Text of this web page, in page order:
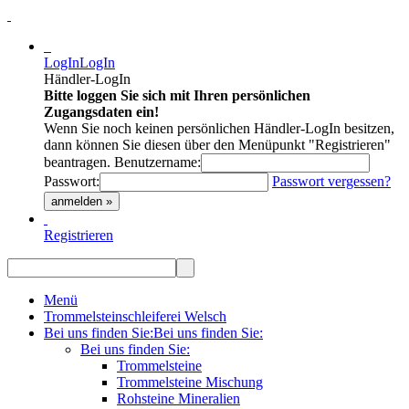
LogInLogIn
Händler-LogIn
Bitte loggen Sie sich mit Ihren persönlichen
Zugangsdaten ein!
Wenn Sie noch keinen persönlichen Händler-LogIn besitzen,
dann können Sie diesen über den Menüpunkt "Registrieren"
beantragen. Benutzername:
Passwort:
Passwort vergessen?
anmelden »
Registrieren
Menü
Trommelsteinschleiferei Welsch
Bei uns finden Sie:Bei uns finden Sie:
Bei uns finden Sie:
Trommelsteine
Trommelsteine Mischung
Rohsteine Mineralien